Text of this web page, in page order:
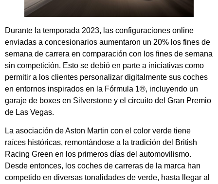
Durante la temporada 2023, las configuraciones online
enviadas a concesionarios aumentaron un 20% los fines de
semana de carrera en comparación con los fines de semana
sin competición. Esto se debió en parte a iniciativas como
permitir a los clientes personalizar digitalmente sus coches
en entornos inspirados en la Fórmula 1®, incluyendo un
garaje de boxes en Silverstone y el circuito del Gran Premio
de Las Vegas.
La asociación de Aston Martin con el color verde tiene
raíces históricas, remontándose a la tradición del British
Racing Green en los primeros días del automovilismo.
Desde entonces, los coches de carreras de la marca han
competido en diversas tonalidades de verde, hasta llegar al